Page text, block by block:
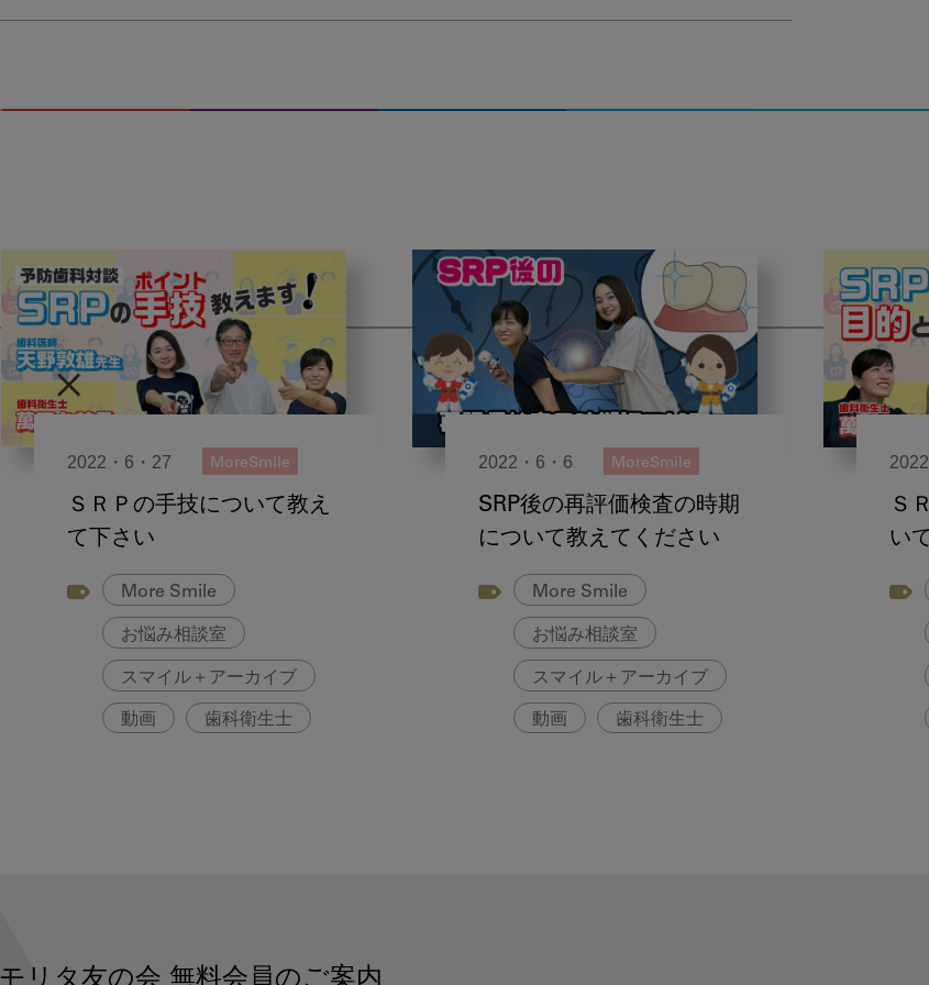
2022・6・27 MoreSmile
ＳＲＰの手技について教え
て下さい
More Smile
お悩み相談室
スマイル＋アーカイブ
動画 歯科衛生士
2022・6・6 MoreSmile
SRP後の再評価検査の時期
について教えてください
More Smile
お悩み相談室
スマイル＋アーカイブ
動画 歯科衛生士
Ｓ
い